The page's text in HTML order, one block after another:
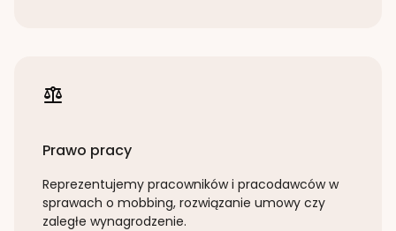
Prawo pracy
Reprezentujemy pracowników i pracodawców w
sprawach o mobbing, rozwiązanie umowy czy
zaległe wynagrodzenie.